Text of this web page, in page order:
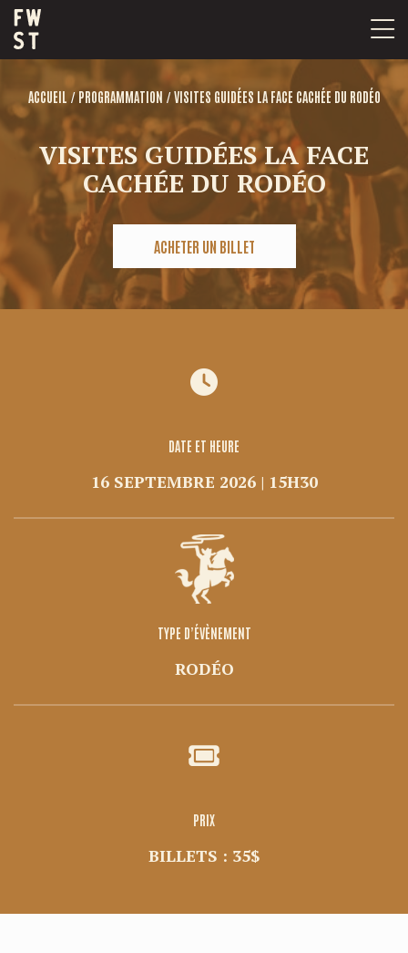
Passer
au
contenu
ACCUEIL /PROGRAMMATION / VISITES GUIDÉES LA FACE CACHÉE DU RODÉO
VISITES GUIDÉES LA FACE
CACHÉE DU RODÉO
ACHETER UN BILLET
DATE ET HEURE
16 SEPTEMBRE 2026 | 15H30
TYPE D’ÉVÈNEMENT
RODÉO
PRIX
BILLETS : 35$